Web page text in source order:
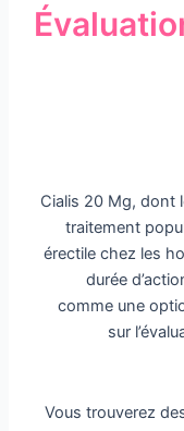
Cialis 20 Mg, dont
traitement
érectile chez les
durée
comme une
sur
Vous trouverez